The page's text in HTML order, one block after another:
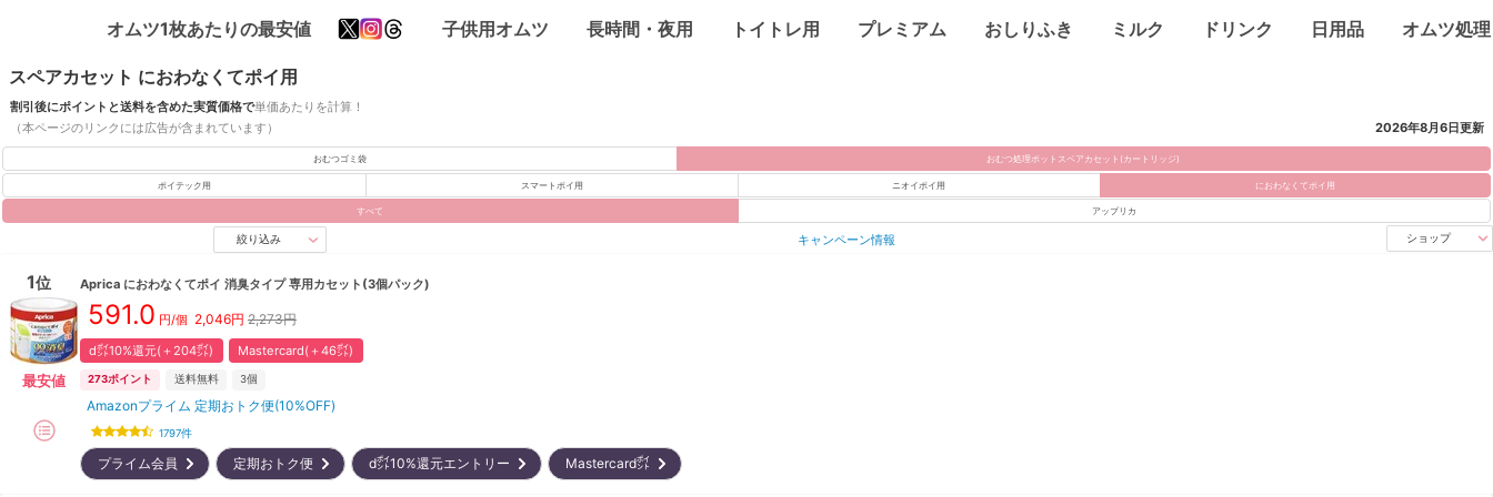
オムツ1枚あたりの最安値 子供用オムツ 長時間・夜用 トイトレ用 プレミアム おしりふき ミルク ドリンク 日用品 オムツ処理
スペアカセット におわなくてポイ用
割引後にポイントと送料を含めた実質価格で単価あたりを計算！
（本ページのリンクには広告が含まれています）
2026年8月6日更新
おむつゴミ袋 おむつ処理ポットスペアカセット(カートリッジ)
ポイテック用 スマートポイ用 ニオイポイ用 におわなくてポイ用
すべて アップリカ
絞り込み キャンペーン情報 ショップ
1位
最安値
Aprica におわなくてポイ 消臭タイプ 専用カセット(3個パック)
591.0 円/個 2,046円 2,273円
d㌽10%還元(＋204㌽) Mastercard(＋46㌽)
273ポイント 送料無料 3個
Amazonプライム 定期おトク便(10%OFF)
1797件
プライム会員 定期おトク便 d㌽10%還元エントリー Mastercard㌽